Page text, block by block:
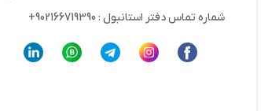
شماره تماس دفتر استانبول : 902166719390+